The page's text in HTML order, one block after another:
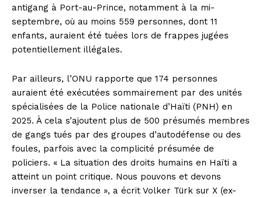
antigang à Port-au-Prince, notamment à la mi-
septembre, où au moins 559 personnes, dont 11
enfants, auraient été tuées lors de frappes jugées
potentiellement illégales.
Par ailleurs, l’ONU rapporte que 174 personnes
auraient été exécutées sommairement par des unités
spécialisées de la Police nationale d’Haïti (PNH) en
2025. À cela s’ajoutent plus de 500 présumés membres
de gangs tués par des groupes d’autodéfense ou des
foules, parfois avec la complicité présumée de
policiers. « La situation des droits humains en Haïti a
atteint un point critique. Nous pouvons et devons
inverser la tendance », a écrit Volker Türk sur X (ex-